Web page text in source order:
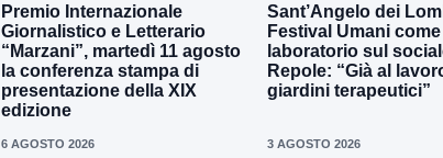
Premio Internazionale
Giornalistico e Letterario
“Marzani”, martedì 11 agosto
la conferenza stampa di
presentazione della XIX
edizione
6 AGOSTO 2026
Sant’Angelo dei
Festival Umani come
laboratorio sul
Repole: “Già al
giardini terapeutici”
3 AGOSTO 2026